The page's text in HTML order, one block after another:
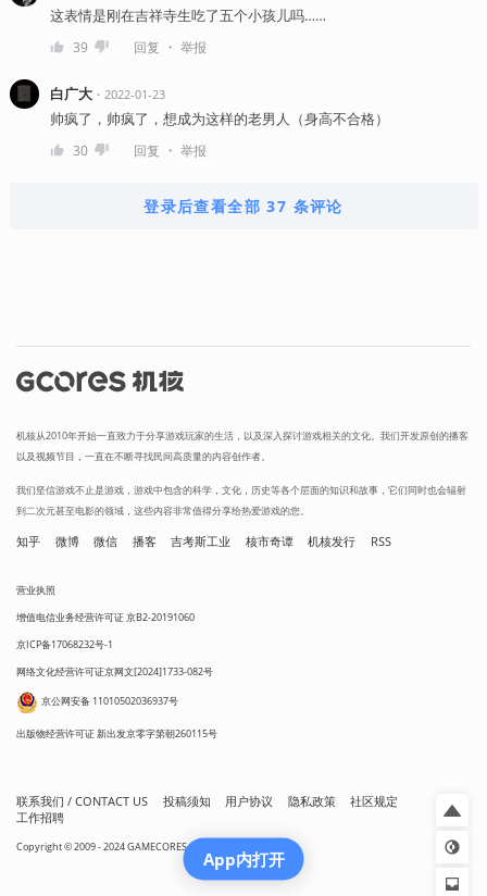
这表情是刚在吉祥寺生吃了五个小孩儿吗……
39 回复 ・ 举报
白广大・ 2022-01-23
帅疯了，帅疯了，想成为这样的老男人（身高不合格）
30 回复 ・ 举报
登录后查看全部 37 条评论
机核从2010年开始一直致力于分享游戏玩家的生活，以及深入探讨游戏相关的文化。我们开发原创的播客
以及视频节目，一直在不断寻找民间高质量的内容创作者。
我们坚信游戏不止是游戏，游戏中包含的科学，文化，历史等各个层面的知识和故事，它们同时也会辐射
到二次元甚至电影的领域，这些内容非常值得分享给热爱游戏的您。
知乎 微博 微信 播客 吉考斯工业 核市奇谭 机核发行 RSS
营业执照
增值电信业务经营许可证 京B2-20191060
京ICP备17068232号-1
网络文化经营许可证京网文[2024]1733-082号
京公网安备 11010502036937号
出版物经营许可证 新出发京零字第朝260115号
联系我们 / CONTACT US 投稿须知 用户协议 隐私政策
社区规定
工作招聘
Copyright © 2009 - 2024 GAMECORES. All Rights Reserved
App内打开